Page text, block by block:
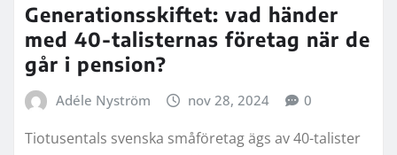
Generationsskiftet: vad händer
med 40-talisternas företag när de
går i pension?
Adéle Nyström nov 28, 2024 0
Tiotusentals svenska småföretag ägs av 40-talister